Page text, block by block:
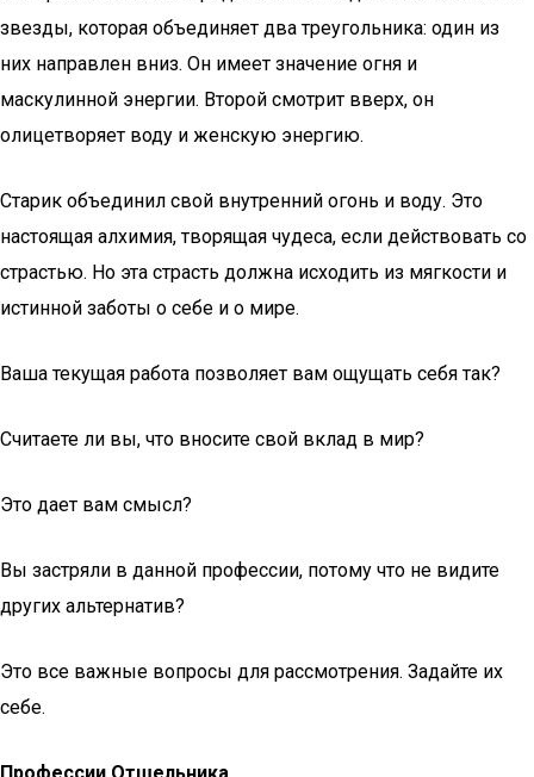
звезды, которая объединяет два треугольника: один из
них направлен вниз. Он имеет значение огня и
маскулинной энергии. Второй смотрит вверх, он
олицетворяет воду и женскую энергию.
Старик объединил свой внутренний огонь и воду. Это
настоящая алхимия, творящая чудеса, если действовать со
страстью. Но эта страсть должна исходить из мягкости и
истинной заботы о себе и о мире.
Ваша текущая работа позволяет вам ощущать себя так?
Считаете ли вы, что вносите свой вклад в мир?
Это дает вам смысл?
Вы застряли в данной профессии, потому что не видите
других альтернатив?
Это все важные вопросы для рассмотрения. Задайте их
себе.